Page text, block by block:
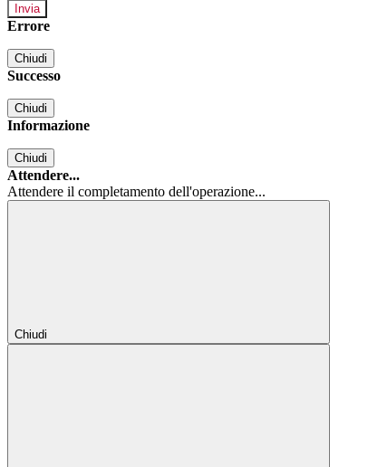
Errore
Chiudi
Successo
Chiudi
Informazione
Chiudi
Attendere...
Attendere il completamento dell'operazione...
Chiudi